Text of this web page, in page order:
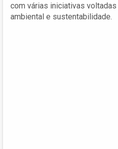
com várias iniciativas voltadas
ambiental e sustentabilidade.